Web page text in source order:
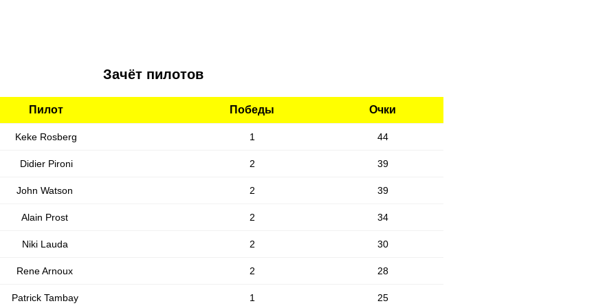
Зачёт пилотов
Keke Rosberg 1 44
Didier Pironi 2 39
John Watson 2 39
Alain Prost 2 34
Niki Lauda 2 30
Rene Arnoux 2 28
Patrick Tambay 1 25
Пилот Победы Очки